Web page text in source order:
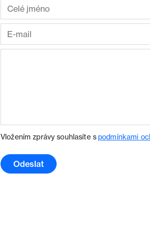
Vložením zprávy souhlasíte spodmínkami
Odeslat